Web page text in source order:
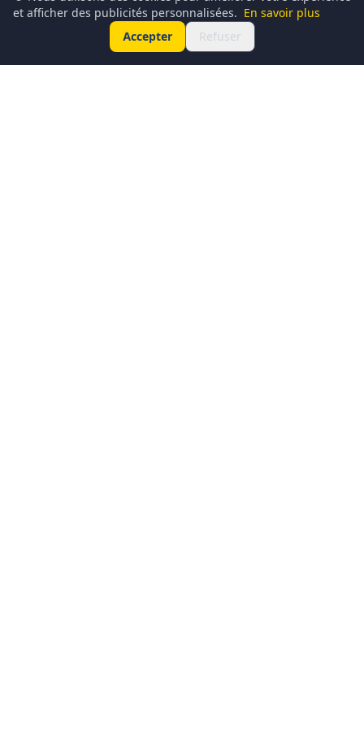
et afficher des publicités personnalisées. En savoir plus
Accepter
Refuser